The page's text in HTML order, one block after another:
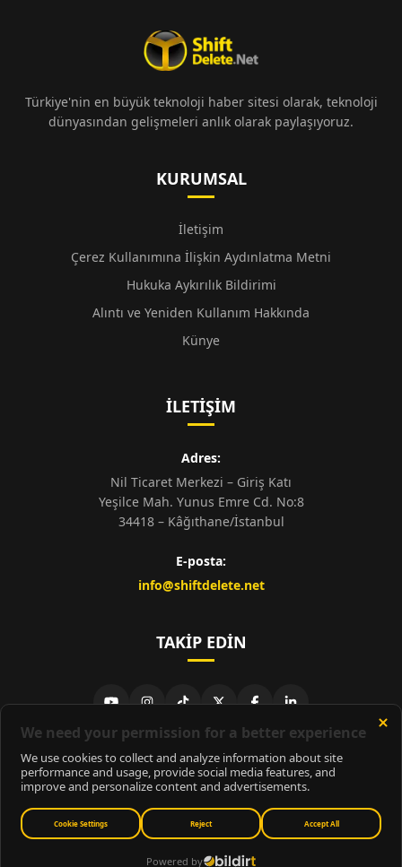
Türkiye'nin en büyük teknoloji haber sitesi olarak, teknoloji
dünyasından gelişmeleri anlık olarak paylaşıyoruz.
KURUMSAL
İletişim
Çerez Kullanımına İlişkin Aydınlatma Metni
Hukuka Aykırılık Bildirimi
Alıntı ve Yeniden Kullanım Hakkında
Künye
İLETIŞIM
Adres:
Nil Ticaret Merkezi – Giriş Katı
Yeşilce Mah. Yunus Emre Cd. No:8
34418 – Kâğıthane/İstanbul
E-posta:
info@shiftdelete.net
TAKIP EDIN
© 2026ShiftDelete.Net- Tüm hakları saklıdır.
ShiftDelete.Net, İnternet Medyası ve Bilişim Muhabirleri Derneği
üyesidir.